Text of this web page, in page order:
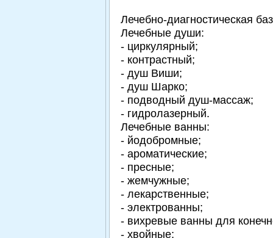
Лечебно-диагностическая
Лечебные души:
- циркулярный;
- контрастный;
- душ Виши;
- душ Шарко;
- подводный душ-массаж;
- гидролазерный.
Лечебные ванны:
- йодобромные;
- ароматические;
- пресные;
- жемчужные;
- лекарственные;
- электрованны;
- вихревые ванны для
- хвойные;